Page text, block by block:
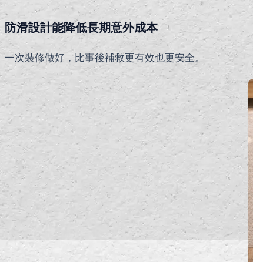
防滑設計能降低長期意外成本
一次裝修做好，比事後補救更有效也更安全。